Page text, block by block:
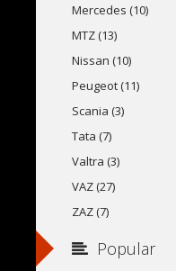
Mercedes (10)
MTZ (13)
Nissan (10)
Peugeot (11)
Scania (3)
Tata (7)
Valtra (3)
VAZ (27)
ZAZ (7)
Popular